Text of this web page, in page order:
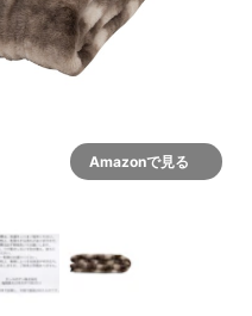
Amazonで見る